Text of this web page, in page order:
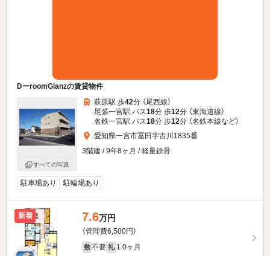
DーroomGlanzの賃貸物件
すべての写真
萩原駅 歩42分 （尾西線）
尾張一宮駅 バス18分 歩12分 （東海道線）
名鉄一宮駅 バス18分 歩12分 （名鉄本線など）
愛知県一宮市冨田字古川1835番
3階建 / 9年8ヶ月 / 軽量鉄骨
駐車場あり 駐輪場あり
新着 7.6万円
（管理費6,500円）
敷 不要 礼 1.0ヶ月